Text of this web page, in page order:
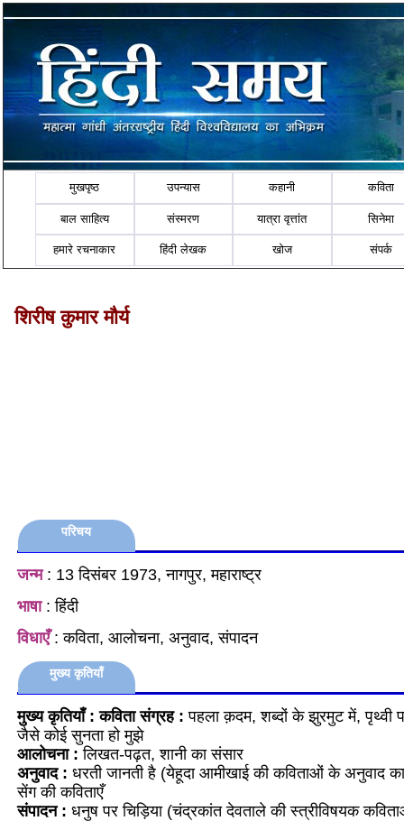
मुखपृष्ठ उपन्यास कहानी कविता
बाल साहित्य संस्मरण यात्रा वृत्तांत सिनेमा
हमारे रचनाकार हिंदी लेखक खोज संपर्क
शिरीष कुमार मौर्य
परिचय
जन्म: 13 दिसंबर 1973, नागपुर, महाराष्ट्र
भाषा: हिंदी
विधाएँ: कविता, आलोचना, अनुवाद, संपादन
मुख्य कृतियाँ
मुख्य कृतियाँ : कविता संग्रह : पहला क़दम, शब्दों के झुरमुट में, पृथ्वी
जैसे कोई सुनता हो मुझे
आलोचना : लिखत-पढ़त, शानी का संसार
अनुवाद : धरती जानती है (येहूदा आमीखाई की कविताओं के अनुवाद
सेंग की कविताएँ
संपादन : धनुष पर चिड़िया (चंद्रकांत देवताले की स्‍त्रीविषयक